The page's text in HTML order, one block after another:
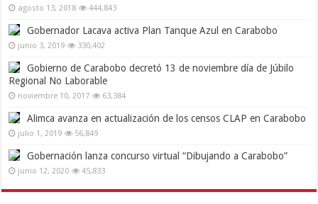
agosto 13, 2018 444,843
Gobernador Lacava activa Plan Tanque Azul en Carabobo
junio 3, 2019 330,402
Gobierno de Carabobo decretó 13 de noviembre día de Júbilo
Regional No Laborable
noviembre 10, 2017 63,384
Alimca avanza en actualización de los censos CLAP en Carabobo
julio 1, 2019 56,849
Gobernación lanza concurso virtual “Dibujando a Carabobo”
junio 12, 2020 45,833